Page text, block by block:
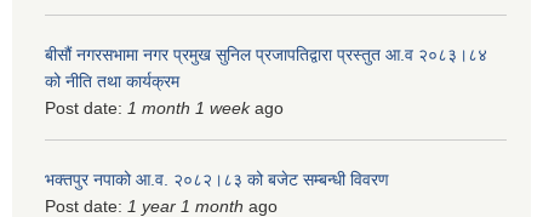
बीसौं नगरसभामा नगर प्रमुख सुनिल प्रजापतिद्वारा प्रस्तुत आ.व‍ २०८३।८४
को नीति तथा कार्यक्रम
Post date: 1 month 1 weekago
भक्तपुर नपाको आ.व. २०८२।८३ को बजेट सम्बन्धी विवरण
Post date: 1 year 1 month ago